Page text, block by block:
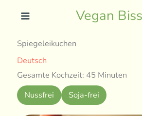
Vegan Biss
Spiegeleikuchen
Deutsch
Gesamte Kochzeit: 45 Minuten
Nussfrei
Soja-frei